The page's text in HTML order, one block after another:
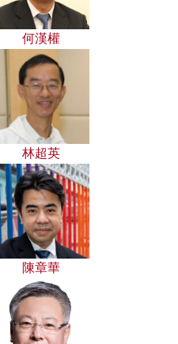
何漢權
林超英
陳章華